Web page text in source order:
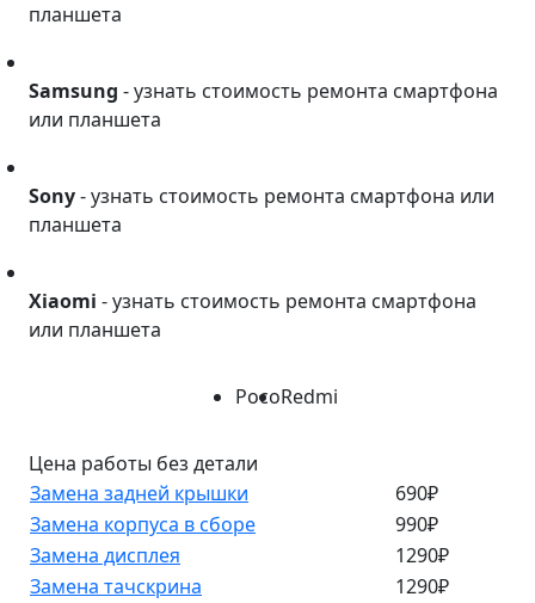
планшета
Samsung - узнать стоимость ремонта смартфона
или планшета
Sony- узнать стоимость ремонта смартфона или
планшета
Xiaomi - узнать стоимость ремонта смартфона
или планшета
PocoRedmi
Цена работы без детали
Замена задней крышки
690₽
Замена корпуса в сборе
990₽
Замена дисплея
1290₽
Замена тачскрина
1290₽